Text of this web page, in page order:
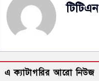
টিটিএন
এ ক্যাটাগরির আরো নিউজ